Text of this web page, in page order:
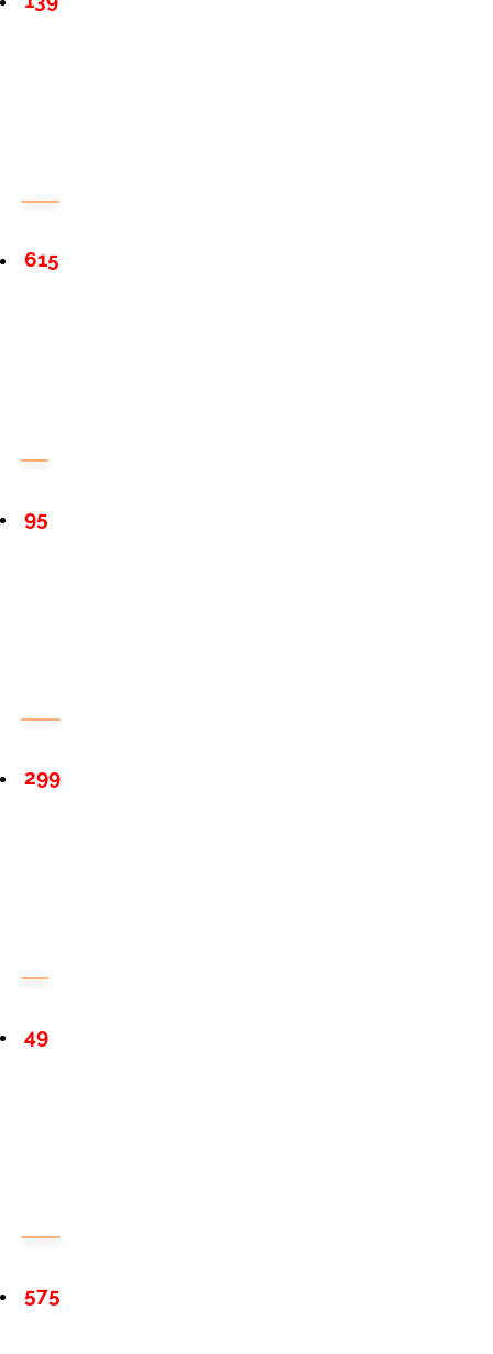
615
95
299
49
575